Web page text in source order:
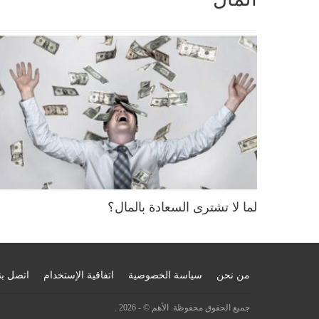
لما لا تشترى السعادة بالمال؟
من نحن سياسة الخصوصية اتفاقية الإستخدام اتصل
جميع الحقوق محفوظة. الأهم © - 2026 .